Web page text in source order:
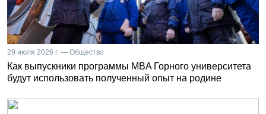
29 июля 2026 г. — Общество
Как выпускники программы MBA Горного университета
будут использовать полученный опыт на родине